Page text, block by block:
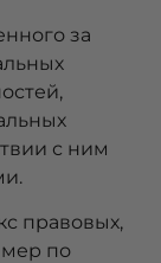
за
с ним
правовых,
мер по